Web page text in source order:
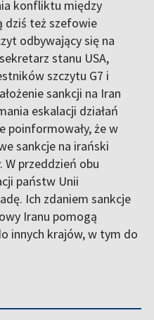
konfliktu między
dziś też szefowie
odbywający się na
stanu USA,
szczytu G7 i
sankcji na Iran
eskalacji działań
poinformowały, że w
sankcje na irański
przeddzień obu
państw Unii
Ich zdaniem sankcje
Iranu pomogą
innych krajów, w tym do